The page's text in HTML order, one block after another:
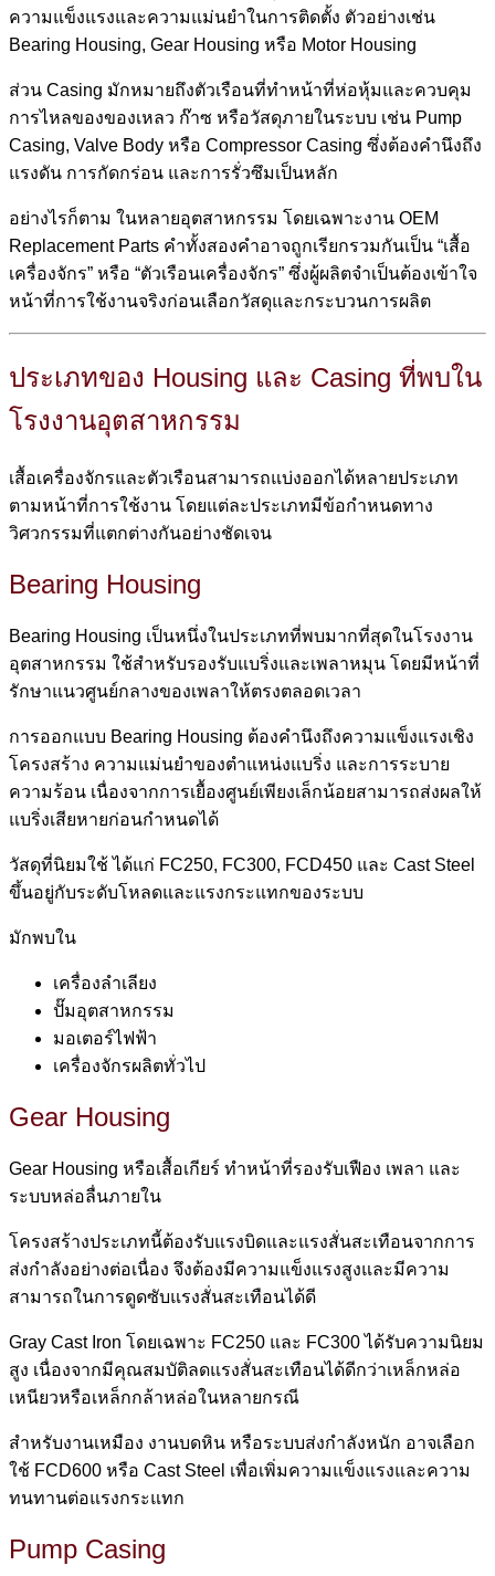
ความแข็งแรงและความแม่นยำในการติดตั้ง ตัวอย่างเช่น
Bearing Housing, Gear Housing หรือ Motor Housing
ส่วน Casing มักหมายถึงตัวเรือนที่ทำหน้าที่ห่อหุ้มและควบคุม
การไหลของของเหลว ก๊าซ หรือวัสดุภายในระบบ เช่น Pump
Casing, Valve Body หรือ Compressor Casing ซึ่งต้องคำนึงถึง
แรงดัน การกัดกร่อน และการรั่วซึมเป็นหลัก
อย่างไรก็ตาม ในหลายอุตสาหกรรม โดยเฉพาะงาน OEM
Replacement Parts คำทั้งสองคำอาจถูกเรียกรวมกันเป็น “เสื้อ
เครื่องจักร” หรือ “ตัวเรือนเครื่องจักร” ซึ่งผู้ผลิตจำเป็นต้องเข้าใจ
หน้าที่การใช้งานจริงก่อนเลือกวัสดุและกระบวนการผลิต
ประเภทของ Housing และ Casing ที่พบใน
โรงงานอุตสาหกรรม
เสื้อเครื่องจักรและตัวเรือนสามารถแบ่งออกได้หลายประเภท
ตามหน้าที่การใช้งาน โดยแต่ละประเภทมีข้อกำหนดทาง
วิศวกรรมที่แตกต่างกันอย่างชัดเจน
Bearing Housing
Bearing Housing เป็นหนึ่งในประเภทที่พบมากที่สุดในโรงงาน
อุตสาหกรรม ใช้สำหรับรองรับแบริ่งและเพลาหมุน โดยมีหน้าที่
รักษาแนวศูนย์กลางของเพลาให้ตรงตลอดเวลา
การออกแบบ Bearing Housing ต้องคำนึงถึงความแข็งแรงเชิง
โครงสร้าง ความแม่นยำของตำแหน่งแบริ่ง และการระบาย
ความร้อน เนื่องจากการเยื้องศูนย์เพียงเล็กน้อยสามารถส่งผลให้
แบริ่งเสียหายก่อนกำหนดได้
วัสดุที่นิยมใช้ ได้แก่ FC250, FC300, FCD450 และ Cast Steel
ขึ้นอยู่กับระดับโหลดและแรงกระแทกของระบบ
มักพบใน
เครื่องลำเลียง
ปั๊มอุตสาหกรรม
มอเตอร์ไฟฟ้า
เครื่องจักรผลิตทั่วไป
Gear Housing
Gear Housing หรือเสื้อเกียร์ ทำหน้าที่รองรับเฟือง เพลา และ
ระบบหล่อลื่นภายใน
โครงสร้างประเภทนี้ต้องรับแรงบิดและแรงสั่นสะเทือนจากการ
ส่งกำลังอย่างต่อเนื่อง จึงต้องมีความแข็งแรงสูงและมีความ
สามารถในการดูดซับแรงสั่นสะเทือนได้ดี
Gray Cast Iron โดยเฉพาะ FC250 และ FC300 ได้รับความนิยม
สูง เนื่องจากมีคุณสมบัติลดแรงสั่นสะเทือนได้ดีกว่าเหล็กหล่อ
เหนียวหรือเหล็กกล้าหล่อในหลายกรณี
สำหรับงานเหมือง งานบดหิน หรือระบบส่งกำลังหนัก อาจเลือก
ใช้ FCD600 หรือ Cast Steel เพื่อเพิ่มความแข็งแรงและความ
ทนทานต่อแรงกระแทก
Pump Casing